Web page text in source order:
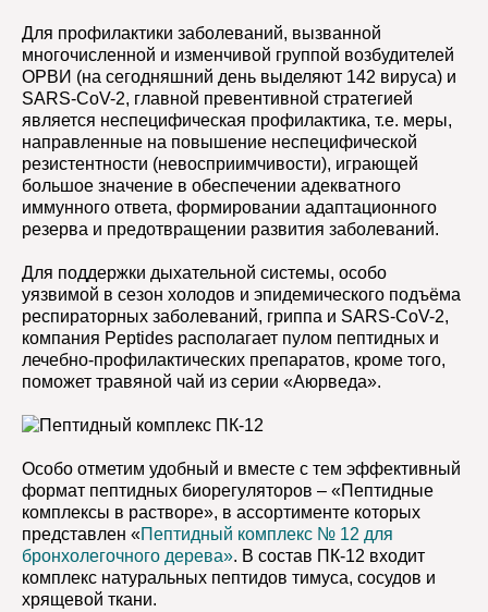
Для профилактики заболеваний, вызванной
многочисленной и изменчивой группой возбудителей
ОРВИ (на сегодняшний день выделяют 142 вируса) и
SARS-CoV-2, главной превентивной стратегией
является неспецифическая профилактика, т.е. меры,
направленные на повышение неспецифической
резистентности (невосприимчивости), играющей
большое значение в обеспечении адекватного
иммунного ответа, формировании адаптационного
резерва и предотвращении развития заболеваний.
Для поддержки дыхательной системы, особо
уязвимой в сезон холодов и эпидемического подъёма
респираторных заболеваний, гриппа и SARS-CoV-2,
компания Peptides располагает пулом пептидных и
лечебно-профилактических препаратов, кроме того,
поможет травяной чай из серии «Аюрведа».
Особо отметим удобный и вместе с тем эффективный
формат пептидных биорегуляторов – «Пептидные
комплексы в растворе», в ассортименте которых
представлен «Пептидный комплекс № 12 для
бронхолегочного дерева». В состав ПК-12 входит
комплекс натуральных пептидов тимуса, сосудов и
хрящевой ткани.